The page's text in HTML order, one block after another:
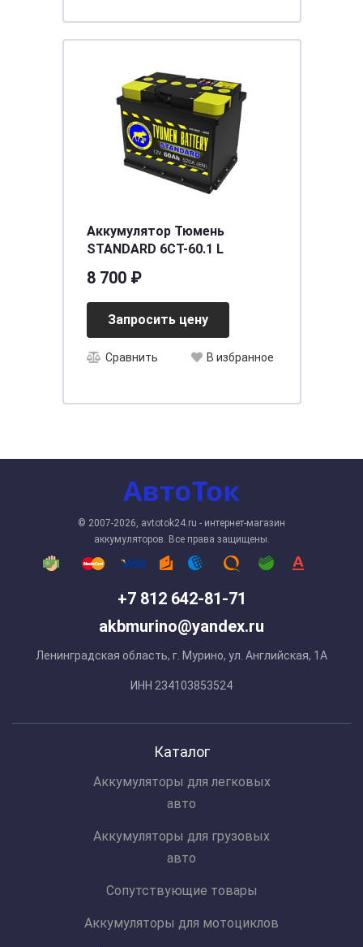
Аккумулятор Тюмень
STANDARD 6СТ-60.1 L
8 700 ₽
Запросить цену
Сравнить В избранное
+7 812 642-81-71
akbmurino@yandex.ru
Ленинградская область, г. Мурино, ул. Английская, 1А
ИНН 234103853524
© 2007-2026, avtotok24.ru - интернет-магазин
аккумуляторов. Все права защищены.
Каталог
Аккумуляторы для легковых
авто
Аккумуляторы для грузовых
авто
Сопутствующие товары
Аккумуляторы для мотоциклов